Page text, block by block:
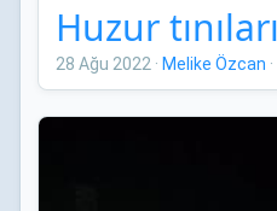
Huzur tınıları
28 Ağu 2022 · Melike Özcan ·